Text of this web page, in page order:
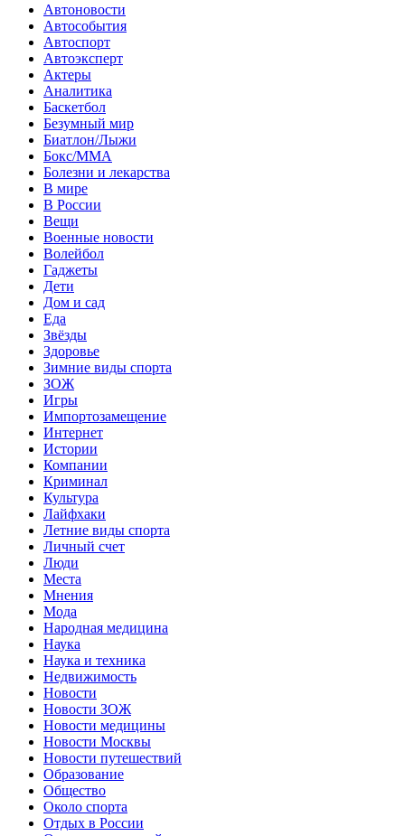
Автоновости
Автособытия
Автоспорт
Автоэксперт
Актеры
Аналитика
Баскетбол
Безумный мир
Биатлон/Лыжи
Бокс/MMA
Болезни и лекарства
В мире
В России
Вещи
Военные новости
Волейбол
Гаджеты
Дети
Дом и сад
Еда
Звёзды
Здоровье
Зимние виды спорта
ЗОЖ
Игры
Импортозамещение
Интернет
Истории
Компании
Криминал
Культура
Лайфхаки
Летние виды спорта
Личный счет
Люди
Места
Мнения
Мода
Народная медицина
Наука
Наука и техника
Недвижимость
Новости
Новости ЗОЖ
Новости медицины
Новости Москвы
Новости путешествий
Образование
Общество
Около спорта
Отдых в России